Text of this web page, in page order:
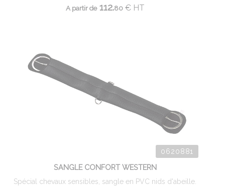
A partir de112.80 €HT
0620881
SANGLE CONFORT WESTERN
Spécial chevaux sensibles, sangle en PVC nids d'abeille.